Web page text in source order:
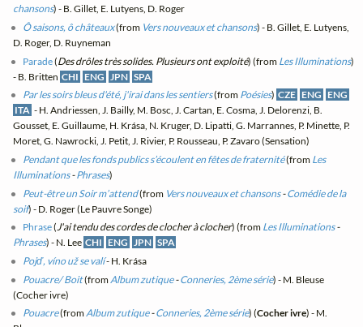
chansons) - B. Gillet, E. Lutyens, D. Roger
Ô saisons, ô châteaux(from Vers nouveaux et chansons) - B. Gillet, E. Lutyens,
D. Roger, D. Ruyneman
Parade(Des drôles très solides. Plusieurs ont exploité) (from Les Illuminations)
- B. Britten CHI ENG JPN SPA
Par les soirs bleus d'été, j'irai dans les sentiers(from Poésies) CZE ENG ENG
ITA - H. Andriessen, J. Bailly, M. Bosc, J. Cartan, E. Cosma, J. Delorenzi, B.
Gousset, E. Guillaume, H. Krása, N. Kruger, D. Lipatti, G. Marrannes, P. Minette, P.
Moret, G. Nawrocki, J. Petit, J. Rivier, P. Rousseau, P. Zavaro (Sensation)
Pendant que les fonds publics s’écoulent en fêtes de fraternité(from Les
Illuminations-Phrases)
Peut-être un Soir m’attend(from Vers nouveaux et chansons-Comédie de la
soif) - D. Roger (Le Pauvre Songe)
Phrase(J'ai tendu des cordes de clocher à clocher) (from Les Illuminations-
Phrases) - N. Lee CHI ENG JPN SPA
Pojď, víno už se valí- H. Krása
Pouacre/ Boit(from Album zutique-Conneries, 2ème série) - M. Bleuse
(Cocher ivre)
Pouacre(fromAlbum zutique-Conneries, 2ème série) (Cocher ivre) - M.